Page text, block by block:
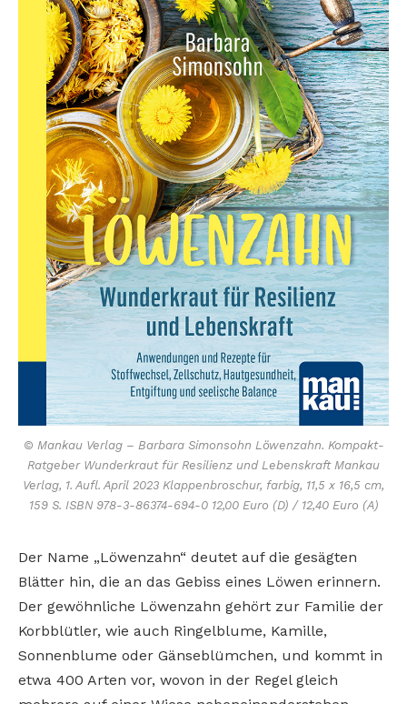
© Mankau Verlag – Barbara Simonsohn Löwenzahn. Kompakt-
Ratgeber Wunderkraut für Resilienz und Lebenskraft Mankau
Verlag, 1. Aufl. April 2023 Klappenbroschur, farbig, 11,5 x 16,5 cm,
159 S. ISBN 978-3-86374-694-0 12,00 Euro (D) / 12,40 Euro (A)
Der Name „Löwenzahn“ deutet auf die gesägten
Blätter hin, die an das Gebiss eines Löwen erinnern.
Der gewöhnliche Löwenzahn gehört zur Familie der
Korbblütler, wie auch Ringelblume, Kamille,
Sonnenblume oder Gänseblümchen, und kommt in
etwa 400 Arten vor, wovon in der Regel gleich